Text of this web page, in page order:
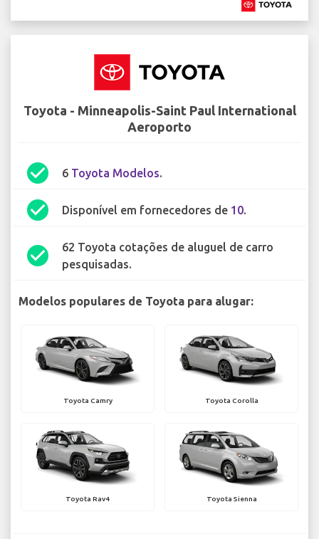
Toyota - Minneapolis-Saint Paul International
Aeroporto
check_circle 6 Toyota Modelos.
check_circle Disponível em fornecedores de 10.
check_circle
62 Toyota cotações de aluguel de carro
pesquisadas.
Modelos populares de Toyota para alugar:
Toyota Camry Toyota Corolla
Toyota Rav4 Toyota Sienna